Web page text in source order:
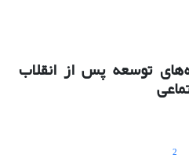
توسعه پس از انقلاب
2